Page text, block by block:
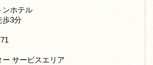
ホテル
3分
サービスエリア